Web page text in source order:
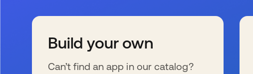
Build your own
Can’t find an app in our catalog?